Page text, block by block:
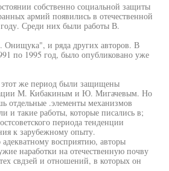
собственно социальной защиты
армий появились в отечественной
Среди них были работы В.
и ряда других авторов. В
по 1995 год, было опубликовано уже
этот же период были защищены
М. Кибакиным и Ю. Мигачевым. Но
отдельные .элементы механизмов
и такие работы, которые писались в;
периода тенденции
к зарубежному опыту.
восприятию, авторы
наработки на отечественную почву
свдзей и отношений, в которых он